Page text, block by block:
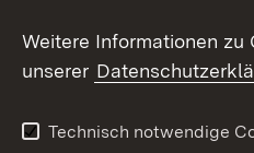
Kontakt
Barrierefreiheit
Weitere Informationen zu
unserer
Technisch notwendige